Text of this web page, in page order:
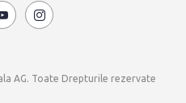
AG. Toate Drepturile rezervate